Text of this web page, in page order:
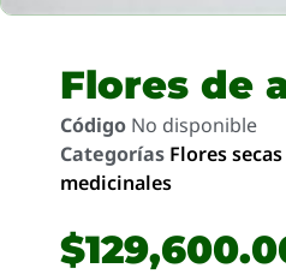
Flores de
Código No disponible
Categorías Flores
medicinales
$